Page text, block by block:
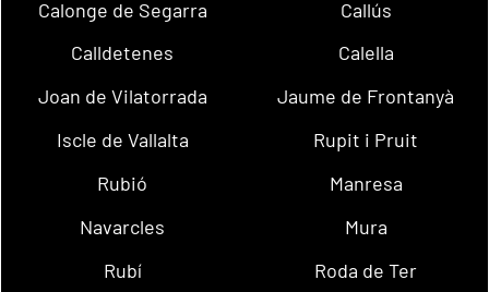
Calonge de Segarra
Callús
Calldetenes
Calella
Joan de Vilatorrada
Jaume de Frontanyà
Iscle de Vallalta
Rupit i Pruit
Rubió
Manresa
Navarcles
Mura
Rubí
Roda de Ter